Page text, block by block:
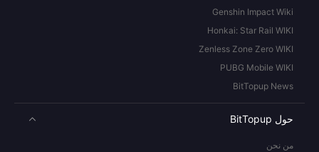
Genshin Impact Wiki
Honkai: Star Rail WIKI
Zenless Zone Zero WIKI
PUBG Mobile WIKI
BitTopup News
حول BitTopup
من نحن